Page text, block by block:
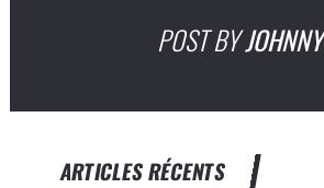
POST BYJOHNNY
ARTICLES RÉCENTS